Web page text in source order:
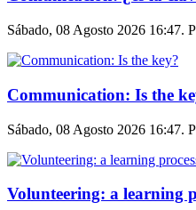
Sábado, 08 Agosto 2026 16:47.
Communication: Is the
Sábado, 08 Agosto 2026 16:47.
Volunteering: a learning